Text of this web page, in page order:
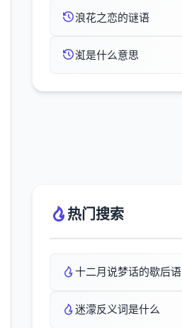
浪花之恋的谜语
渱是什么意思
热门搜索
十二月说梦话的歇后语
迷濛反义词是什么